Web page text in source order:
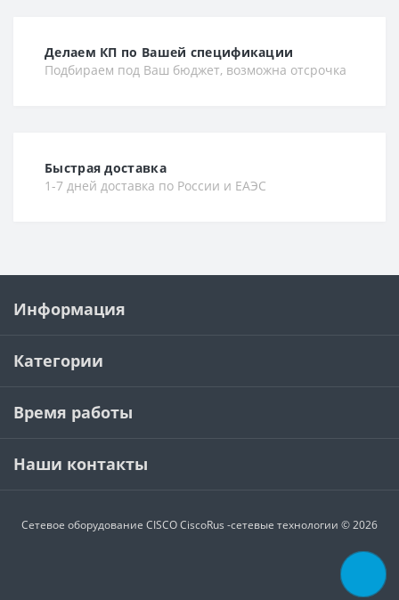
Делаем КП по Вашей спецификации
Подбираем под Ваш бюджет, возможна отсрочка
Быстрая доставка
1-7 дней доставка по России и ЕАЭС
Информация
Категории
Время работы
Наши контакты
Сетевое оборудование CISCOCiscoRus -сетевые технологии © 2026